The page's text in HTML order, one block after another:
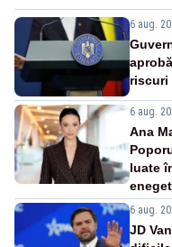
6 aug.
riscuri
6 aug.
Ana
luate
6 aug.
JD